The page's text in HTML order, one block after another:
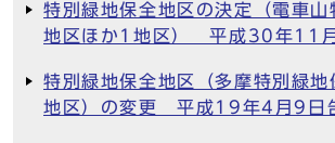
特別緑地保全地区の決定（電車山
地区ほか1地区） 平成30年11
特別緑地保全地区（多摩特別緑地
地区）の変更 平成19年4月9日